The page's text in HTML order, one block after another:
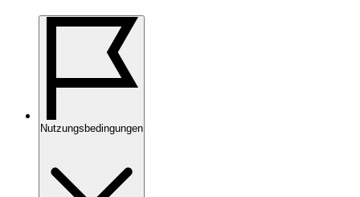
Nutzungsbedingungen